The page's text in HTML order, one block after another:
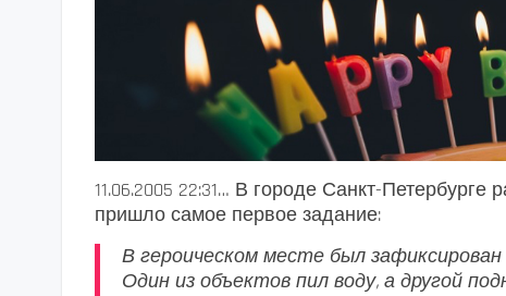
11.06.2005 22:31… В городе Санкт-Петербурге
пришло самое первое задание:
В героическом месте был
Один из объектов пил воду, а другой